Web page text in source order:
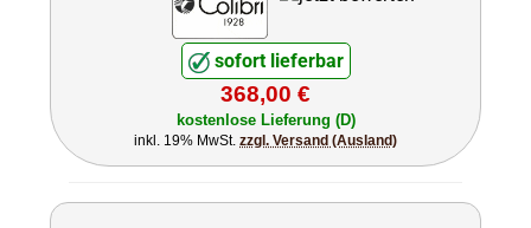
sofort lieferbar
368,00 €
kostenlose Lieferung (D)
inkl. 19% MwSt. zzgl. Versand (Ausland)